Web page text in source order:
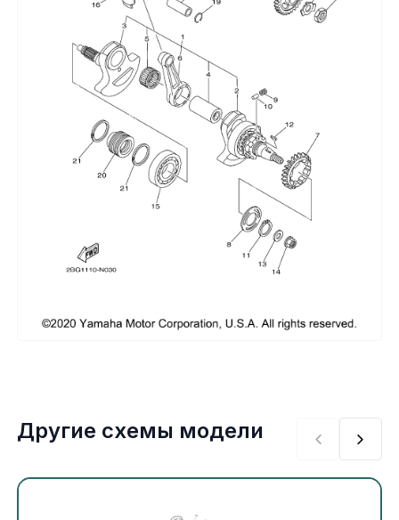
Топливная система
Тормозная система
Трансмиссия
Управление
Хранение и перевозка
Шноркели
Электрика
Другое
Другие схемы модели